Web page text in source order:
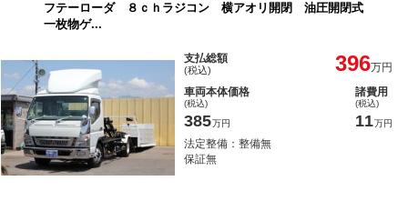
フテーローダ ８ｃｈラジコン 横アオリ開閉 油圧開閉式
一枚物ゲ...
支払総額
(税込) 396万円
車両本体価格
(税込)
385万円
諸費用
(税込)
11万円
法定整備：整備無
保証無